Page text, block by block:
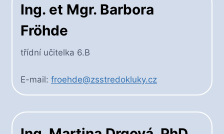
Ing. et Mgr. Barbora
Fröhde
třídní učitelka 6.B
E-mail: froehde@zsstredokluky.cz